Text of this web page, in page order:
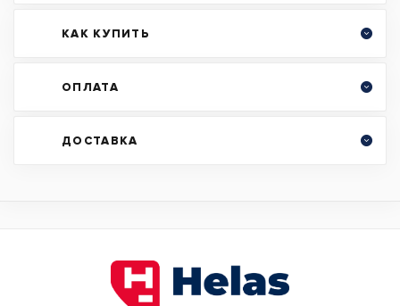
КАК КУПИТЬ
ОПЛАТА
ДОСТАВКА